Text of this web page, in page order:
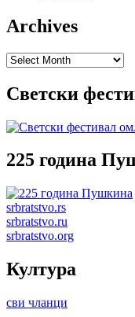
Archives
Archives
Светски
225 година
srbratstvo.rs
srbratstvo.ru
srbratstvo.org
Култура
сви чланци